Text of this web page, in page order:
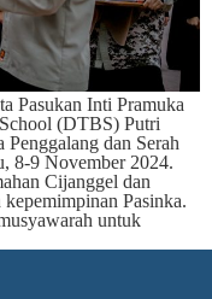
Pasukan Inti Pramuka
(DTBS) Putri
dan Serah
8-9 November 2024.
Cijanggel dan
Pasinka.
untuk